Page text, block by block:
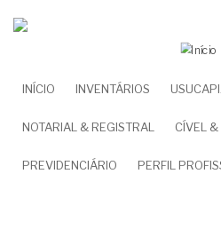
para
principal
NAVEGAÇÃO
INÍCIO INVENTÁRIOS
NOTARIAL & REGISTRAL CÍVEL &
PREVIDENCIÁRIO PERFIL